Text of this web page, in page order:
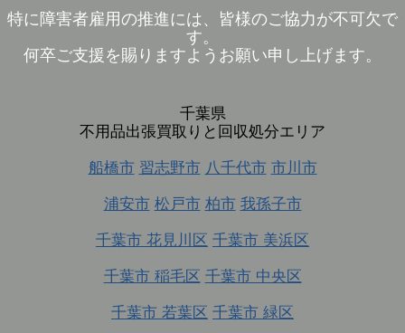
特に障害者雇用の推進には、皆様のご協力が不可欠で
す。
何卒ご支援を賜りますようお願い申し上げます。
千葉県
不用品出張買取りと回収処分エリア
船橋市 習志野市 八千代市 市川市
浦安市 松戸市 柏市 我孫子市
千葉市 花見川区 千葉市 美浜区
千葉市 稲毛区 千葉市 中央区
千葉市 若葉区 千葉市 緑区